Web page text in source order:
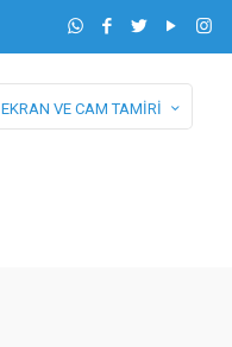
EKRAN VE CAM TAMİRİ